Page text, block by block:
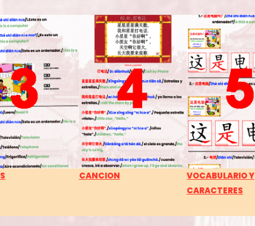
CANCION
VOCABULARIO Y
CARACTERES